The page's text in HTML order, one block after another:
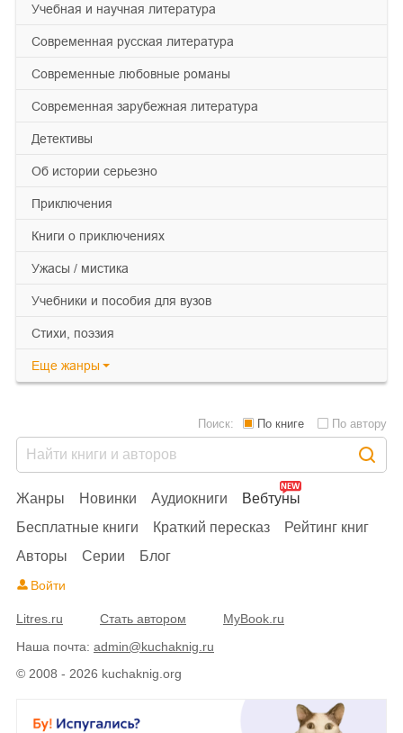
учебная и научная литература
современная русская литература
современные любовные романы
современная зарубежная литература
детективы
об истории серьезно
приключения
книги о приключениях
ужасы / мистика
учебники и пособия для вузов
cтихи, поэзия
Еще жанры
© 2008 - 2026 kuchaknig.org
Жанры Новинки Аудиокниги
Вебтуны
Бесплатные книги
Краткий пересказ
Рейтинг книг
Авторы
Серии Блог
Поиск: По книге По автору
Войти
Litres.ru Стать автором
MyBook.ru
Наша почта: admin@kuchaknig.ru